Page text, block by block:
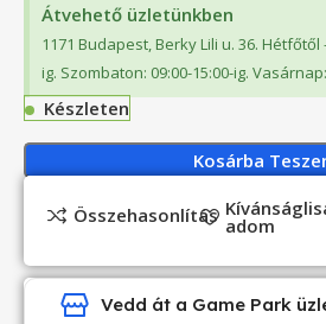
Átvehető üzletünkben
1171 Budapest, Berky Lili u. 36. Hétfőtől
ig. Szombaton: 09:00-15:00-ig.
Készleten
Kosárba
Összehasonlítás adom
Vedd át a Game Park